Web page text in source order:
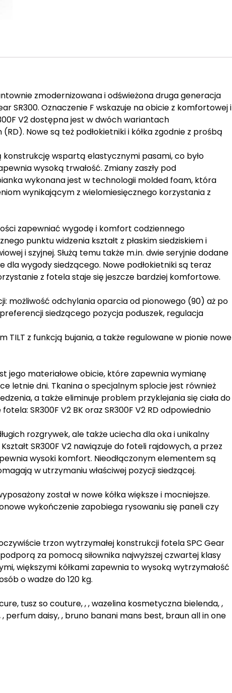
zmodernizowana i odświeżona druga generacja
SR300. Oznaczenie F wskazuje na obicie z komfortowej i
V2 dostępna jest w dwóch wariantach
Nowe są też podłokietniki i kółka zgodnie z prośbą
konstrukcję wspartą elastycznymi pasami, co było
wysoką trwałość. Zmiany zaszły pod
wykonana jest w technologii molded foam, która
wynikającym z wielomiesięcznego korzystania z
zapewniać wygodę i komfort codziennego
punktu widzenia kształt z płaskim siedziskiem i
i szyjnej. Służą temu także m.in. dwie seryjnie dodane
dla wygody siedzącego. Nowe podłokietniki są teraz
z fotela staje się jeszcze bardziej komfortowe.
możliwość odchylania oparcia od pionowego (90) aż po
siedzącego pozycja poduszek, regulacja
z funkcją bujania, a także regulowane w pionie nowe
jego materiałowe obicie, które zapewnia wymianę
letnie dni. Tkanina o specjalnym splocie jest również
a także eliminuje problem przyklejania się ciała do
SR300F V2 BK oraz SR300F V2 RD odpowiednio
rozgrywek, ale także uciecha dla oka i unikalny
SR300F V2 nawiązuje do foteli rajdowych, a przez
wysoki komfort. Nieodłączonym elementem są
w utrzymaniu właściwej pozycji siedzącej.
został w nowe kółka większe i mocniejsze.
wykończenie zapobiega rysowaniu się paneli czy
trzon wytrzymałej konstrukcji fotela SPC Gear
za pomocą siłownika najwyższej czwartej klasy
większymi kółkami zapewnia to wysoką wytrzymałość
o wadze do 120 kg.
tusz so couture, , , wazelina kosmetyczna bielenda, ,
perfum daisy, , bruno banani mans best, braun all in one